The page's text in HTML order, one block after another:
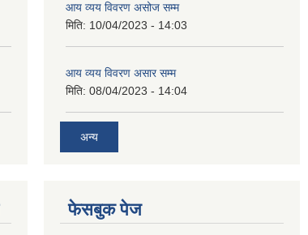
आय व्यय विवरण असोज सम्म
मिति: 10/04/2023 - 14:03
आय व्यय विवरण असार सम्म
मिति: 08/04/2023 - 14:04
अन्य
फेसबुक पेज